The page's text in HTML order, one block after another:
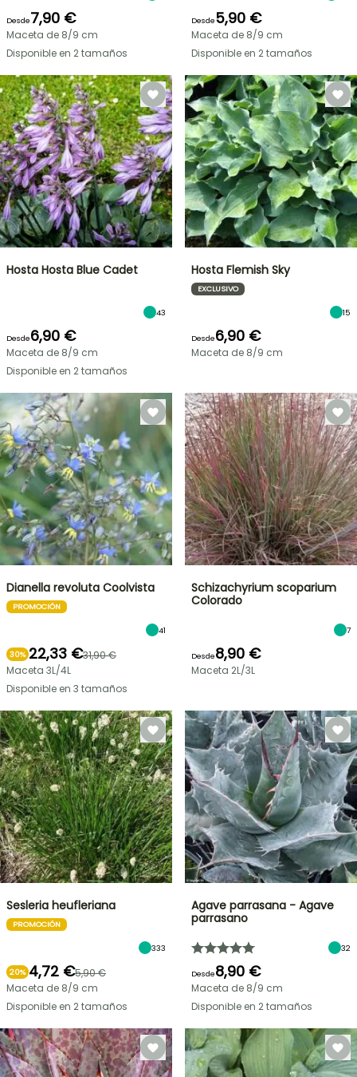
Desde7,90 €
Maceta de 8/9 cm
Disponible en 2 tamaños
Desde5,90 €
Maceta de 8/9 cm
Disponible en 2 tamaños
Hosta Hosta Blue Cadet
43
Desde6,90 €
Maceta de 8/9 cm
Disponible en 2 tamaños
Hosta Flemish Sky
EXCLUSIVO
15
Desde6,90 €
Maceta de 8/9 cm
Dianella revoluta Coolvista
PROMOCIÓN
41
30% 22,33 €31,90 €
Maceta 3L/4L
Disponible en 3 tamaños
Schizachyrium scoparium
Colorado
7
Desde8,90 €
Maceta 2L/3L
Sesleria heufleriana
PROMOCIÓN
333
20% 4,72 €5,90 €
Maceta de 8/9 cm
Disponible en 2 tamaños
Agave parrasana - Agave
parrasano
32
Desde8,90 €
Maceta de 8/9 cm
Disponible en 2 tamaños